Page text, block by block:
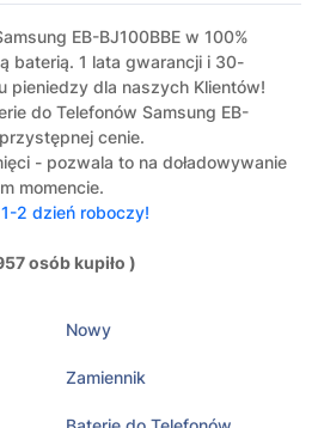
EB-BJ100BBE w 100%
baterią. 1 lata gwarancji i 30-
pieniedzy dla naszych Klientów!
do Telefonów Samsung EB-
cenie.
- pozwala to na doładowywanie
momencie.
2 dzień roboczy!
osób kupiło )
Nowy
Zamiennik